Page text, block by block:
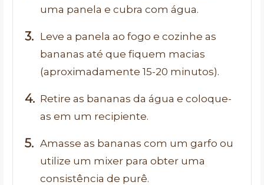
uma panela e cubra com água.
Leve a panela ao fogo e cozinhe as
bananas até que fiquem macias
(aproximadamente 15-20 minutos).
Retire as bananas da água e coloque-
as em um recipiente.
Amasse as bananas com um garfo ou
utilize um mixer para obter uma
consistência de purê.